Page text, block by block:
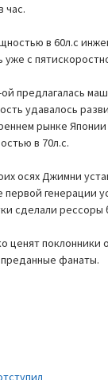
час.
в 60л.с
с
предлагалась
удавалось
рынке
в 70л.с.
осях Джимни
генерации
сделали рессоры
ценят
фанаты.